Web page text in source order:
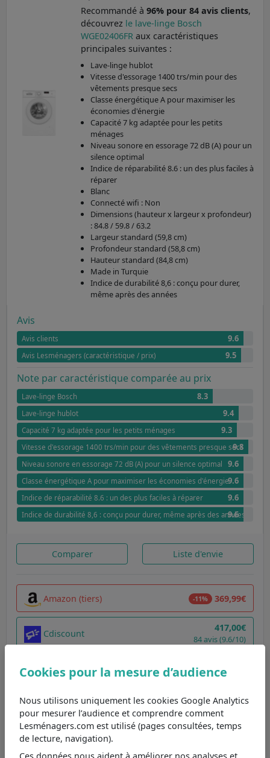
Recommandé à 96% pour 84 avis clients,
découvrez le lave-linge Bosch
WGE02406FR aux caractéristiques
principales suivantes :
Lave-linge hublot
Vitesse d'essorage 1400 trs/min pour des
vêtements presque secs
Classe énergétique A pour maximiser les
économies d'énergie
Capacité 7 kg adaptée pour les petits
ménages
Niveau sonore en essorage 72 dB (A) pour un
silence optimal
Indice de réparabilité 8.6 : un des plus faciles à
réparer
Blanc
Connecté wifi : Non
Dimensions (hauteur x largeur x profondeur)
: 84.8 / 59.8 / 63.2
Largeur standard (59,8 cm)
Profondeur standard (58,8 cm)
Hauteur standard (84,8 cm)
Made in Turquie
Indice de durabilité 8,6 : conçu pour durer,
même après des années
Avis
Avis clients 9.6
Avis Lesménagers (caractéristique / prix) 9.5
Note par caractéristique comparée au prix
Lave-linge Bosch 8.3
Lave-linge hublot 9.4
Capacité 7 kg adaptée pour les petits ménages 9.3
Vitesse d'essorage 1400 trs/min pour des vêtements presque secs
9.8
Niveau sonore en essorage 72 dB (A) pour un silence optimal 9.6
Classe énergétique A pour maximiser les économies d'énergie9.6
Indice de réparabilité 8.6 : un des plus faciles à réparer 9.6
Indice de durabilité 8,6 : conçu pour durer, même après des années
9.6
Comparer Liste d'envie
Amazon (tiers) -11% 369,99€
Cdiscount 417,00€
84 avis (9.6/10)
Ubaldi 428,00€
Voir tous les prix (5 offres)
TOP 5
Samsung WW80CGC04DAH
Cookies pour la mesure d’audience
Nous utilisons uniquement les cookies Google Analytics
pour mesurer l’audience et comprendre comment
Lesménagers.com est utilisé (pages consultées, temps
de lecture, navigation).
Ces données nous aident à améliorer nos analyses et